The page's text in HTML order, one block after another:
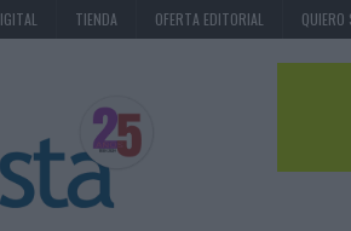
TIENDA OFERTA EDITORIAL